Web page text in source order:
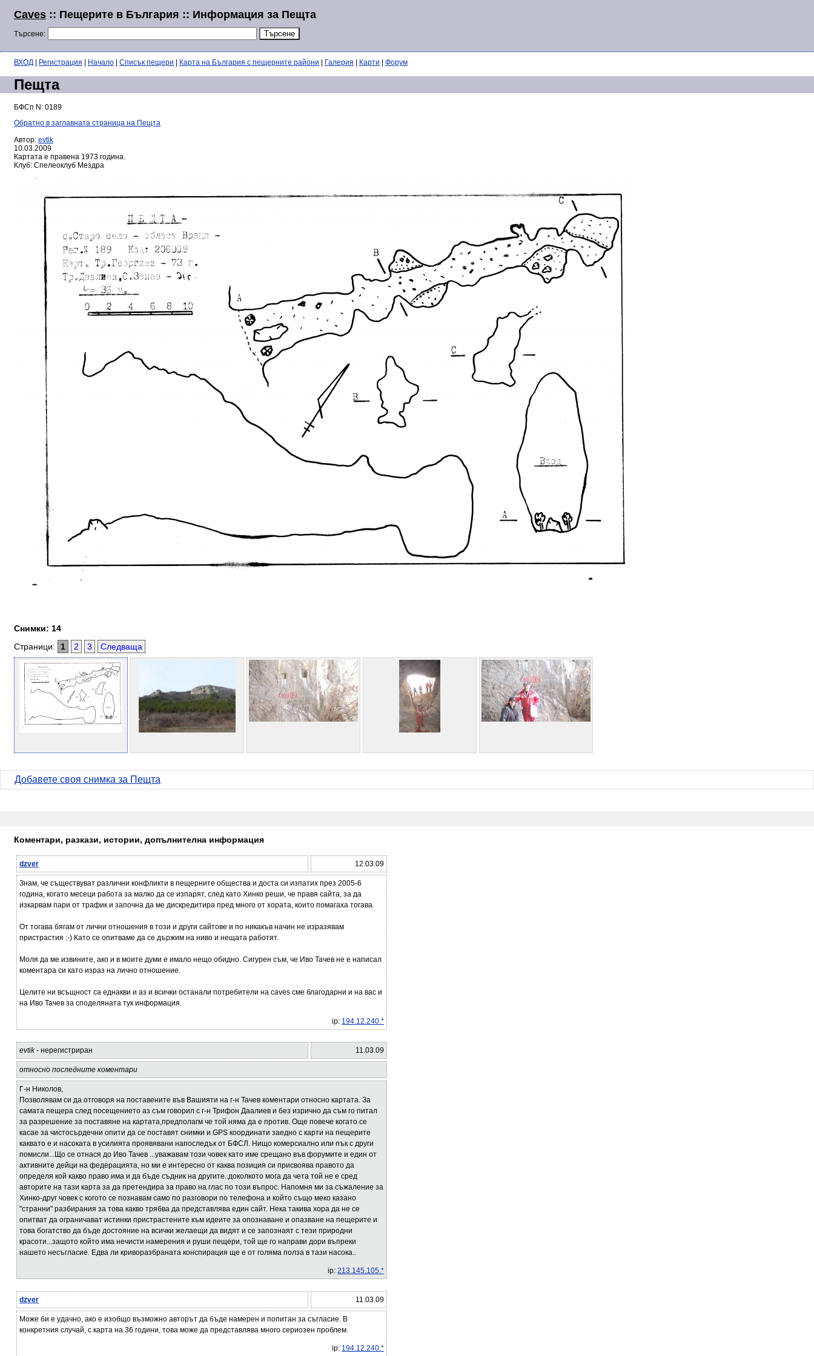
Caves :: Пещерите в България :: Информация за Пещта
Търсене:
ВХОД Регистрация Начало Списък пещери Карта на България с пещерните райони Галерия Карти Форум
Пещта
БФСп N: 0189
Обратно в заглавната страница на Пещта
Автор: evtik
10.03.2009
Картата е правена 1973 година.
Клуб: Спелеоклуб Мездра
Снимки: 14
Страници:
1 2 3 Следваща
Добавете своя снимка за Пещта
Коментари, разкази, истории, допълнителна информация
dzver 12.03.09
Знам, че съществуват различни конфликти в пещерните общества и доста си изпатих през 2005-6
година, когато месеци работа за малко да се изпарят, след като Хинко реши, че правя сайта, за да
изкарвам пари от трафик и започна да ме дискредитира пред много от хората, които помагаха тогава.
От тогава бягам от лични отношения в този и други сайтове и по никакъв начин не изразявам
пристрастия :-) Като се опитваме да се държим на ниво и нещата работят.
Моля да ме извините, ако и в моите думи е имало нещо обидно. Сигурен съм, че Иво Тачев не е написал
коментара си като израз на лично отношение.
Целите ни всъщност са еднакви и аз и всички останали потребители на caves сме благодарни и на вас и
на Иво Тачев за споделяната тук информация.
ip: 194.12.240.*
evtik- нерегистриран 11.03.09
относно последните коментари
Г-н Николов,
Позволявам си да отговоря на поставените във Вашияти на г-н Тачев коментари относно картата. За
самата пещера след посещението аз съм говорил с г-н Трифон Даалиев и без изрично да съм го питал
за разрешение за поставяне на картата,предполагм че той няма да е против. Още повече когато се
касае за чистосърдечни опити да се поставят снимки и GPS координати заедно с карти на пещерите
каквато е и насоката в усилията проявявани напоследък от БФСЛ. Нищо комерсиално или пък с други
помисли...Що се отнася до Иво Тачев ...уважавам този човек като име срещано във форумите и един от
активните дейци на федерацията, но ми е интересно от каква позиция си присвоява правото да
определя кой какво право има и да бъде съдник на другите..доколкото мога да чета той не е сред
авторите на тази карта за да претендира за право на глас по този въпрос. Напомня ми за съжаление за
Хинко-друг човек с когото се познавам само по разговори по телефона и който също меко казано
"странни" разбирания за това какво трябва да представлява един сайт. Нека такива хора да не се
опитват да ограничават истинки пристрастените към идеите за опознаване и опазване на пещерите и
това богатство да бъде достояние на всички желаещи да видят и се запознаят с тези природни
красоти...защото който има нечисти намерения и руши пещери, той ще го направи дори въпреки
нашето несъгласие. Едва ли криворазбраната конспирация ще е от голяма полза в тази насока..
ip: 213.145.105.*
dzver 11.03.09
Може би е удачно, ако е изобщо възможно авторът да бъде намерен и попитан за съгласие. В
конкретния случай, с карта на 36 години, това може да представлява много сериозен проблем.
ip: 194.12.240.*